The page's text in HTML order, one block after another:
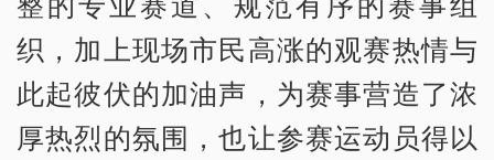
织，加上现场市民高涨的观赛热情与
此起彼伏的加油声，为赛事营造了浓
厚热烈的氛围，也让参赛运动员得以